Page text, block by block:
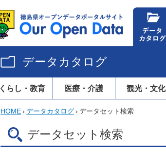
データカタログ
くらし・教育 医療・介護 観光・文化
HOME› データカタログ› データセット検索
データセット検索